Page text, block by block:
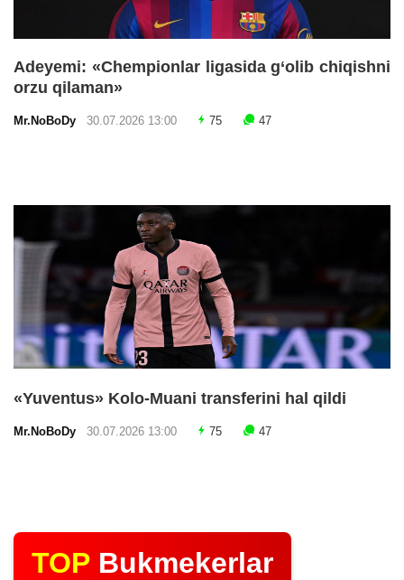
Adeyemi: «Chempionlar ligasida g‘olib chiqishni
orzu qilaman»
Mr.NoBoDy 30.07.2026 13:00 75 47
«Yuventus» Kolo-Muani transferini hal qildi
Mr.NoBoDy 30.07.2026 13:00 75 47
TOP Bukmekerlar